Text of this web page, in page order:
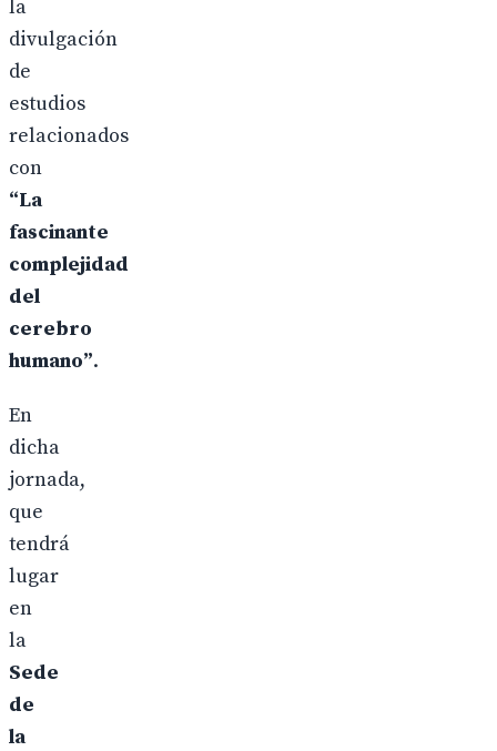
la
divulgación
de
estudios
relacionados
con
“La
fascinante
complejidad
del
cerebro
humano”.
En
dicha
jornada,
que
tendrá
lugar
en
la
Sede
de
la